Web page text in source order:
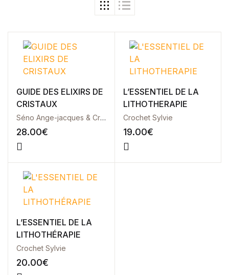
Shop List
Blog
Others
Documentation
Accueil
Home v2
Home v3
Home v4
Home v5
Home v7
Home v8
Home v9
Home v10
Home v11
Home v12
Home v13
Single Product v1
Single Product v2
GUIDE DES ELIXIRS DE
CRISTAUX
Séno Ange-jacques & Crochet Sylvie
28.00€
L’ESSENTIEL DE LA
LITHOTHERAPIE
Crochet Sylvie
19.00€
L’ESSENTIEL DE LA
LITHOTHÉRAPIE
Crochet Sylvie
20.00€